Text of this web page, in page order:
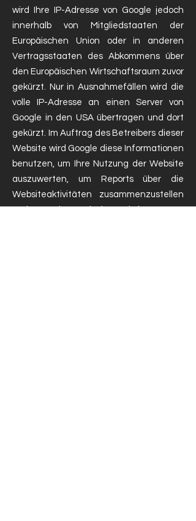
wird Ihre IP-Adresse von Google jedoch
innerhalb von Mitgliedstaaten der
Europäischen Union oder in anderen
Vertragsstaaten des Abkommens über
den Europäischen Wirtschaftsraum zuvor
gekürzt. Nur in Ausnahmefällen wird die
volle IP-Adresse an einen Server von
Google in den USA übertragen und dort
gekürzt. Im Auftrag des Betreibers dieser
Website wird Google diese Informationen
benutzen, um Ihre Nutzung der Website
auszuwerten, um Reports über die
Websiteaktivitäten zusammenzustellen